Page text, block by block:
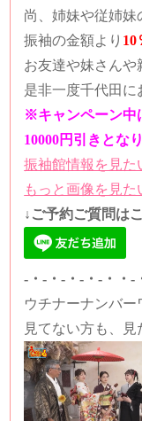
尚、姉妹や従姉妹
振袖の金額より 10
お友達や妹さんや
是非一度千代田
※キャンペーン中
10000円引きとな
振袖館情報を見
もっと画像を見
↓ご予約ご質問は
-・-・-・-・-・・-
ウチナーナンバ
見てない方も、見